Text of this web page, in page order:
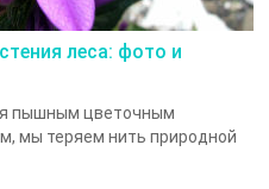
леса: фото и
пышным цветочным
мы теряем нить природной